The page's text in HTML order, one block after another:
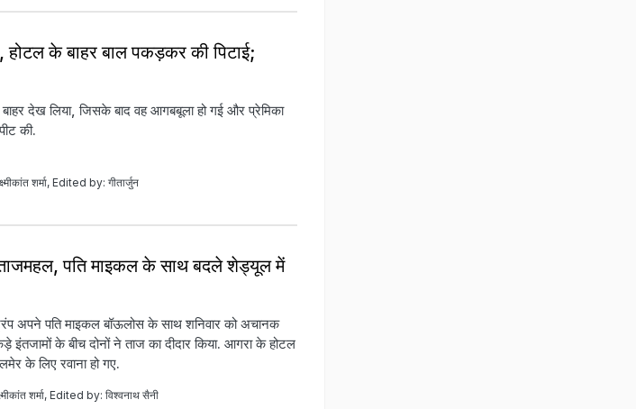
के बाहर बाल पकड़कर की पिटाई;
देख लिया, जिसके बाद वह आगबबूला हो गई और प्रेमिका
की.
शर्मा, Edited by: गीतार्जुन
ताजमहल, पति माइकल के साथ बदले शेड्यूल में
अपने पति माइकल बॉऊलोस के साथ शनिवार को अचानक
इंतजामों के बीच दोनों ने ताज का दीदार किया. आगरा के होटल
के लिए रवाना हो गए.
शर्मा, Edited by: विश्वनाथ सैनी